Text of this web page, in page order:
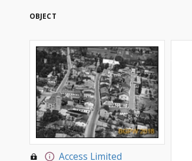
OBJECT
Access Limited